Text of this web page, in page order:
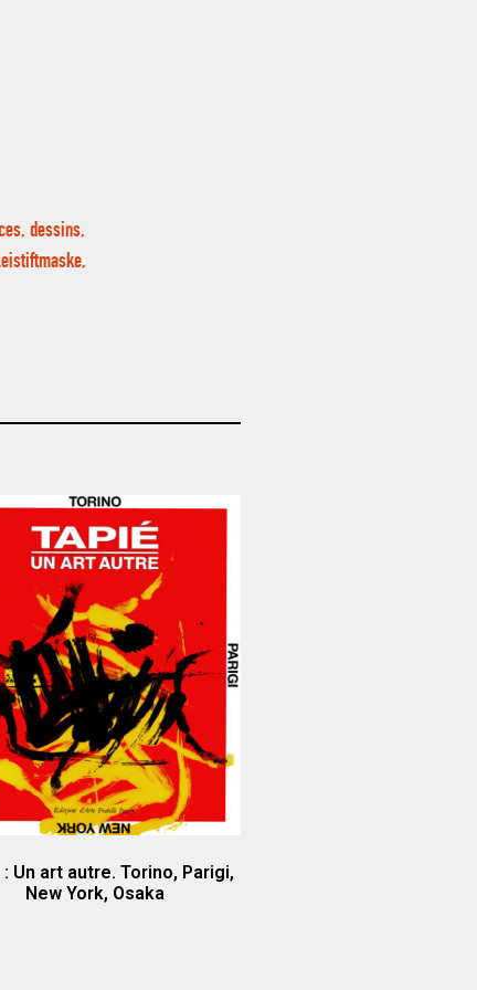
dessins,
: Un art autre. Torino, Parigi,
New York, Osaka